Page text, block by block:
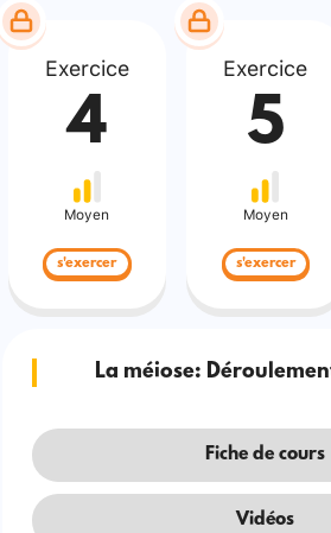
Exercice
4
Moyen
s'exercer
Exercice
5
Moyen
s'exercer
La méiose:
Fiche de cours
Vidéos